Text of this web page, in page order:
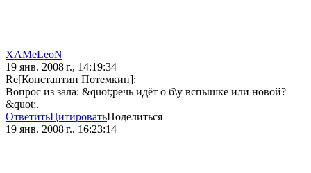
XAMeLeoN
19 янв. 2008 г., 14:19:34
Re[Константин Потемкин]:
Вопрос из зала: &quot;речь идёт о б\у вспышке или новой?
&quot;.
ОтветитьЦитироватьПоделиться
19 янв. 2008 г., 16:23:14